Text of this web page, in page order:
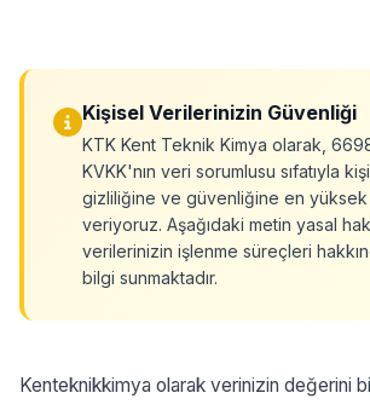
Kişisel Verilerinizin Güvenliği
KTK Kent Teknik Kimya olarak, 6698
KVKK'nın veri sorumlusu sıfatıyla
gizliliğine ve güvenliğine en yüksek
veriyoruz. Aşağıdaki metin yasal
verilerinizin işlenme süreçleri
bilgi sunmaktadır.
Kenteknikkimya olarak verinizin değerini